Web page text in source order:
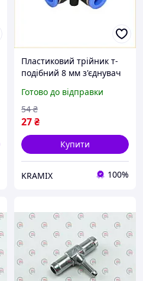
Пластиковий трійник т-
подібний 8 мм з'єднувач
водопостачання й
опалення
Готово до відправки
27₴
54 ₴
Купити
KRAMIX 100%